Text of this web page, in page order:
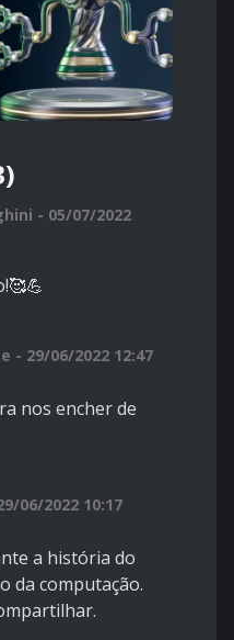
- 05/07/2022
- 29/06/2022 12:47
nos encher de
06/2022 10:17
a história do
da computação.